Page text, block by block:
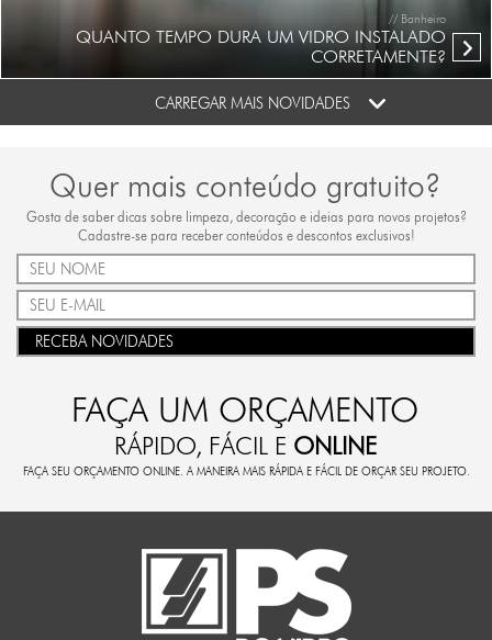
// Banheiro
QUANTO TEMPO DURA UM VIDRO INSTALADO
CORRETAMENTE?
CARREGAR MAIS NOVIDADES
Quer mais conteúdo gratuito?
Gosta de saber dicas sobre limpeza, decoração e ideias para novos projetos?
Cadastre-se para receber conteúdos e descontos exclusivos!
RECEBA NOVIDADES
FAÇA UM ORÇAMENTO
RÁPIDO, FÁCIL E ONLINE
FAÇA SEU ORÇAMENTO ONLINE. A MANEIRA MAIS RÁPIDA E FÁCIL DE ORÇAR SEU PROJETO.